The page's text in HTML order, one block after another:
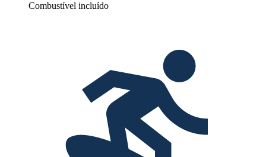
Combustível incluído